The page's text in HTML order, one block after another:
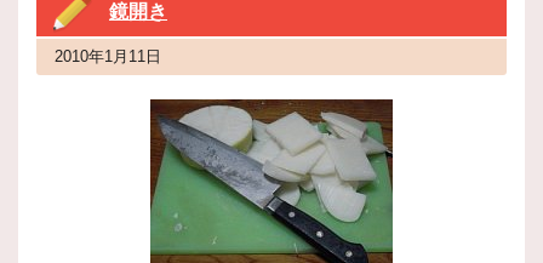
鏡開き
2010年1月11日